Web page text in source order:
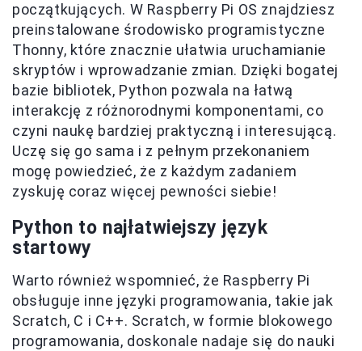
początkujących. W Raspberry Pi OS znajdziesz
preinstalowane środowisko programistyczne
Thonny, które znacznie ułatwia uruchamianie
skryptów i wprowadzanie zmian. Dzięki bogatej
bazie bibliotek, Python pozwala na łatwą
interakcję z różnorodnymi komponentami, co
czyni naukę bardziej praktyczną i interesującą.
Uczę się go sama i z pełnym przekonaniem
mogę powiedzieć, że z każdym zadaniem
zyskuję coraz więcej pewności siebie!
Python to najłatwiejszy język
startowy
Warto również wspomnieć, że Raspberry Pi
obsługuje inne języki programowania, takie jak
Scratch, C i C++. Scratch, w formie blokowego
programowania, doskonale nadaje się do nauki